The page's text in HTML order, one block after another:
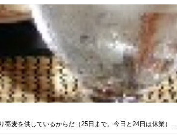
麦を供しているからだ（25日まで。今日と24日は休業）...